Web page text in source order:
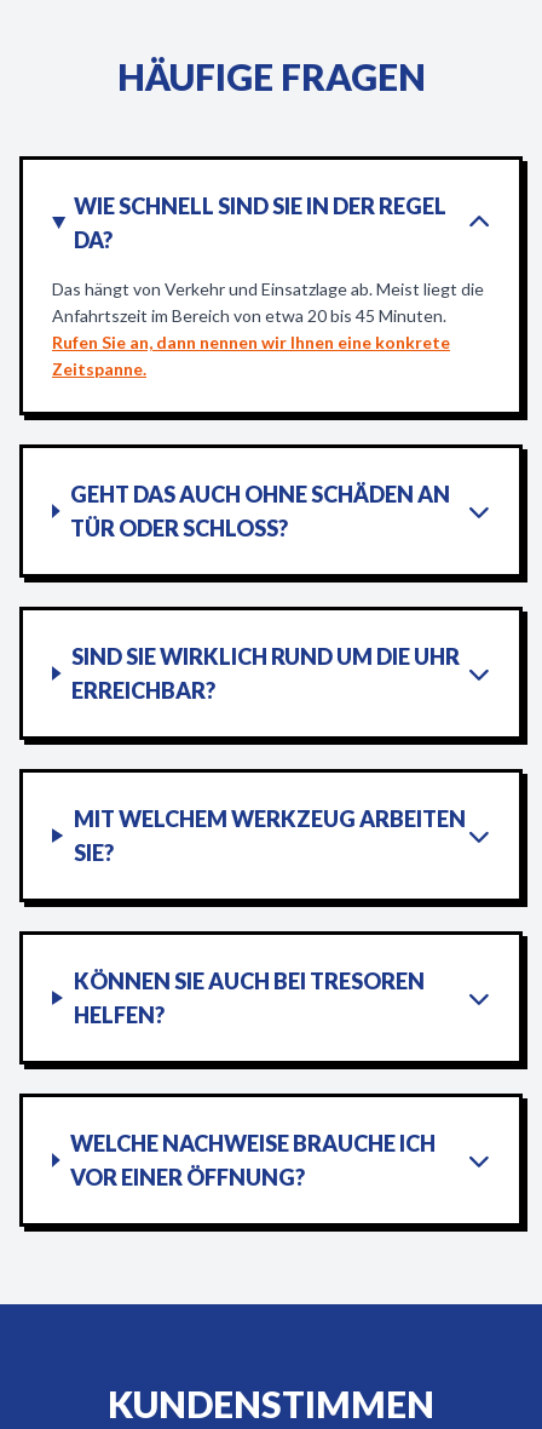
HÄUFIGE FRAGEN
WIE SCHNELL SIND SIE IN DER REGEL
DA?
Das hängt von Verkehr und Einsatzlage ab. Meist liegt die
Anfahrtszeit im Bereich von etwa 20 bis 45 Minuten.
Rufen Sie an, dann nennen wir Ihnen eine konkrete
Zeitspanne.
GEHT DAS AUCH OHNE SCHÄDEN AN
TÜR ODER SCHLOSS?
SIND SIE WIRKLICH RUND UM DIE UHR
ERREICHBAR?
MIT WELCHEM WERKZEUG ARBEITEN
SIE?
KÖNNEN SIE AUCH BEI TRESOREN
HELFEN?
WELCHE NACHWEISE BRAUCHE ICH
VOR EINER ÖFFNUNG?
KUNDENSTIMMEN